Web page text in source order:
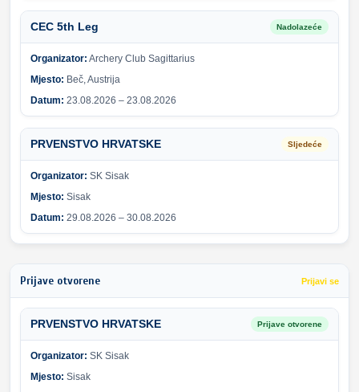
CEC 5th Leg Nadolazeće
Organizator: Archery Club Sagittarius
Mjesto: Beč, Austrija
Datum: 23.08.2026 – 23.08.2026
PRVENSTVO HRVATSKE Sljedeće
Organizator: SK Sisak
Mjesto: Sisak
Datum: 29.08.2026 – 30.08.2026
Prijave otvorene Prijavi se
PRVENSTVO HRVATSKE Prijave otvorene
Organizator: SK Sisak
Mjesto: Sisak